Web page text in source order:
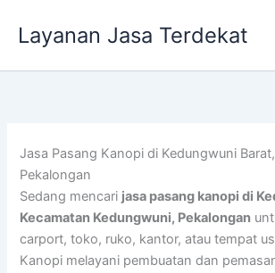
Layanan Jasa Terdekat
Jasa Pasang Kanopi di Kedungwuni
Pekalongan
Sedang mencari jasa pasang kanopi di
Kecamatan Kedungwuni, Pekalongan
carport, toko, ruko, kantor, atau tempat
Kanopi melayani pembuatan dan